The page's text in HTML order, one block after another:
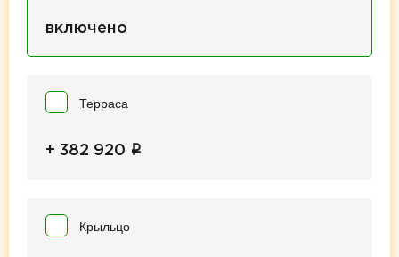
включено
Терраса
+ 382 920 i
Крыльцо